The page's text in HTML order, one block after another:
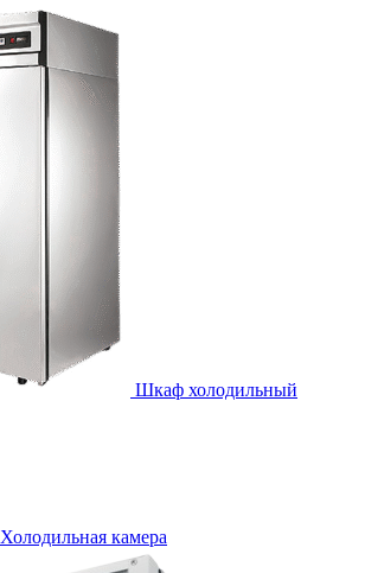
Шкаф холодильный
Холодильная камера